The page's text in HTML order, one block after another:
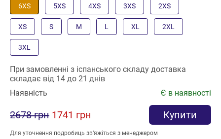
6XS 5XS 4XS 3XS 2XS
XS S M L XL 2XL
3XL
При замовленні з іспанського складу доставка
складає від 14 до 21 днів
Наявність
Є в наявності
2678 грн 1741 грн Купити
Для уточнення подробиць зв’яжіться з менеджером